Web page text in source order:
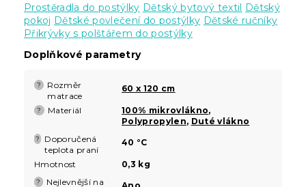
Prostěradla do postýlky Dětský bytový textil Dětský
pokoj Dětské povlečení do postýlky Dětské ručníky
Přikrývky s polštářem do postýlky
Doplňkové parametry
?
Rozměr
matrace
60 x 120 cm
? Materiál 100% mikrovlákno,
Polypropylen, Duté vlákno
?
Doporučená
teplota praní
40 °C
Hmotnost 0,3 kg
?
Nejlevnější na